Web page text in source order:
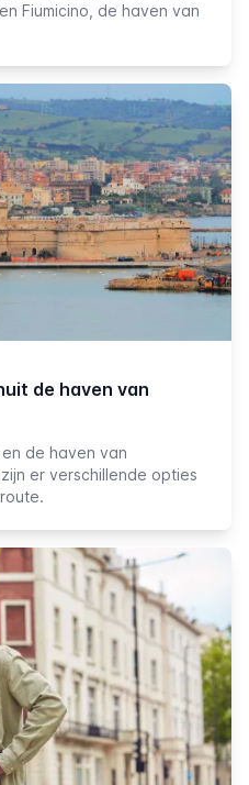
Fiumicino, de haven van
de haven van
de haven van
er verschillende opties